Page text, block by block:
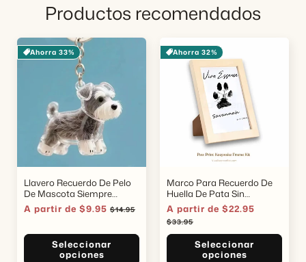
Productos recomendados
Ahorra 33%
Llavero Recuerdo De Pelo
De Mascota Siempre
Conmigo
Precio
oferta
A partir de $9.95 Precio
$14.95
Seleccionar
opciones
Ahorra 32%
Marco Para Recuerdo De
Huella De Pata Sin
Desorden
Precio
de
oferta
A partir de $22.95
$33.95
Seleccionar
opciones